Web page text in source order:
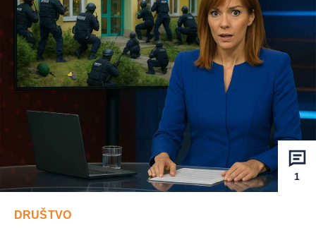
1
DRUŠTVO